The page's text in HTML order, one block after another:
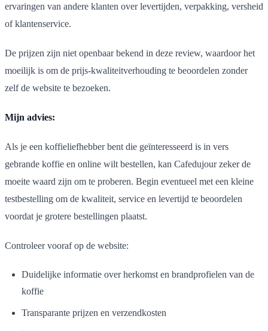
ervaringen van andere klanten over levertijden, verpakking, versheid
of klantenservice.
De prijzen zijn niet openbaar bekend in deze review, waardoor het
moeilijk is om de prijs-kwaliteitverhouding te beoordelen zonder
zelf de website te bezoeken.
Mijn advies:
Als je een koffieliefhebber bent die geïnteresseerd is in vers
gebrande koffie en online wilt bestellen, kan Cafedujour zeker de
moeite waard zijn om te proberen. Begin eventueel met een kleine
testbestelling om de kwaliteit, service en levertijd te beoordelen
voordat je grotere bestellingen plaatst.
Controleer vooraf op de website:
Duidelijke informatie over herkomst en brandprofielen van de
koffie
Transparante prijzen en verzendkosten